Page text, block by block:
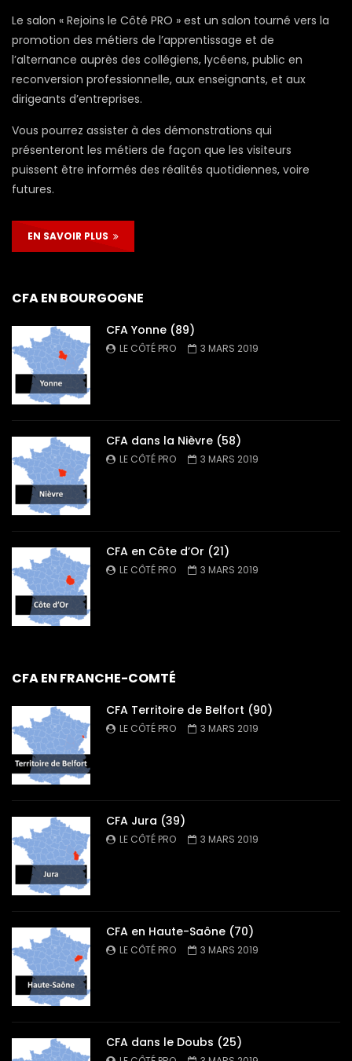
Le salon « Rejoins le Côté PRO » est un salon tourné vers la
promotion des métiers de l’apprentissage et de
l’alternance auprès des collégiens, lycéens, public en
reconversion professionnelle, aux enseignants, et aux
dirigeants d’entreprises.
Vous pourrez assister à des démonstrations qui
présenteront les métiers de façon que les visiteurs
puissent être informés des réalités quotidiennes, voire
futures.
EN SAVOIR PLUS
CFA EN BOURGOGNE
CFA Yonne (89)
LE CÔTÉ PRO 3 MARS 2019
CFA dans la Nièvre (58)
LE CÔTÉ PRO 3 MARS 2019
CFA en Côte d’Or (21)
LE CÔTÉ PRO 3 MARS 2019
CFA EN FRANCHE-COMTÉ
CFA Territoire de Belfort (90)
LE CÔTÉ PRO 3 MARS 2019
CFA Jura (39)
LE CÔTÉ PRO 3 MARS 2019
CFA en Haute-Saône (70)
LE CÔTÉ PRO 3 MARS 2019
CFA dans le Doubs (25)